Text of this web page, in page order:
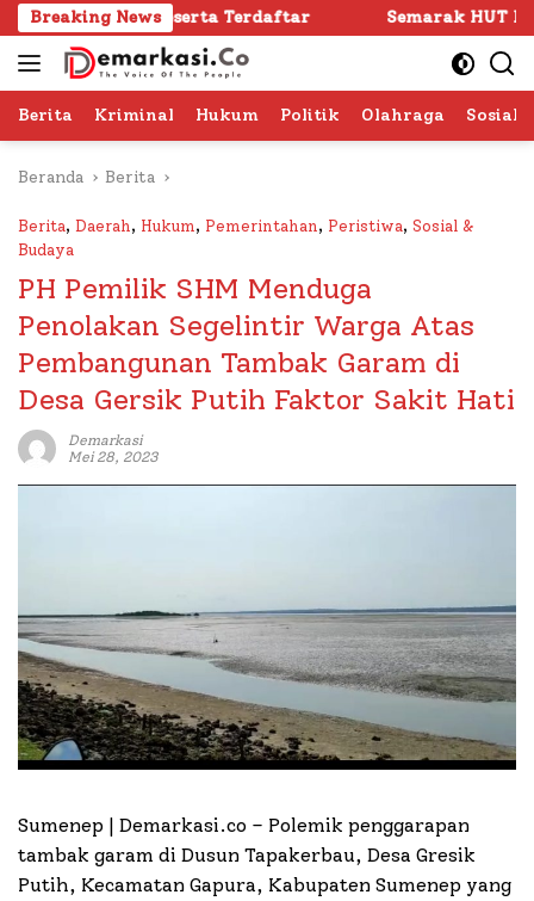
Langsung
ke
konten
Breaking News
Terdaftar Semarak HUT RI ke -81 di
Berita Kriminal Hukum Politik Olahraga Sosial
Beranda Berita
Berita, Daerah, Hukum, Pemerintahan, Peristiwa, Sosial &
Budaya
PH Pemilik SHM Menduga
Penolakan Segelintir Warga Atas
Pembangunan Tambak Garam di
Desa Gersik Putih Faktor Sakit Hati
Demarkasi
Mei 28, 2023
Sumenep | Demarkasi.co – Polemik penggarapan
tambak garam di Dusun Tapakerbau, Desa Gresik
Putih, Kecamatan Gapura, Kabupaten Sumenep yang